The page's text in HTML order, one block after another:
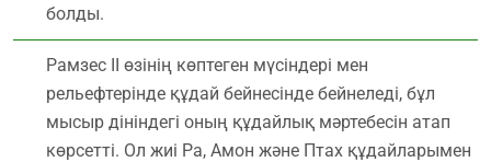
болды.
Рамзес ІІ өзінің көптеген мүсіндері мен
рельефтерінде құдай бейнесінде бейнеледі, бұл
мысыр дініндегі оның құдайлық мәртебесін атап
көрсетті. Ол жиі Ра, Амон және Птах құдайларымен